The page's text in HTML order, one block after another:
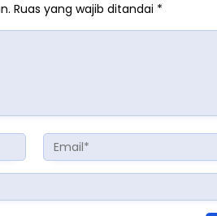
Ruas yang wajib ditandai *